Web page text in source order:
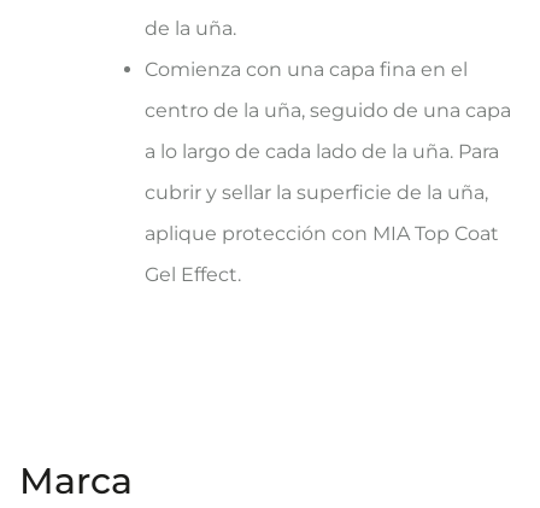
de la uña.
Comienza con una capa fina en el
centro de la uña, seguido de una capa
a lo largo de cada lado de la uña. Para
cubrir y sellar la superficie de la uña,
aplique protección con MIA Top Coat
Gel Effect.
Marca